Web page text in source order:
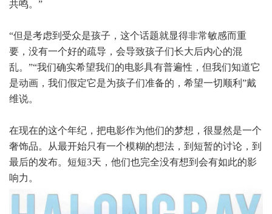
共鸣。”
“但是考虑到受众是孩子，这个话题就显得非常敏感而重
要，没有一个好的疏导，会导致孩子们长大后内心的混
乱。”“我们确实希望我们的电影具有普遍性，但我们知道它
是动画，我们假定它是为孩子们准备的，希望一切顺利”戴
维说。
在现在的这个年纪，把电影作为他们的梦想，很显然是一个
奢饰品。从最开始只有一个模糊的想法，到短暂的讨论，到
最后的发布。短短3天，他们也完全没有想到会有如此的影
响力。